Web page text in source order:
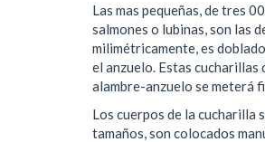
Las mas pequeñas, de tres
salmones o lubinas, son las
milimétricamente, es
el anzuelo. Estas
alambre-anzuelo se meterá
Los cuerpos de la cucharilla
tamaños, son colocados